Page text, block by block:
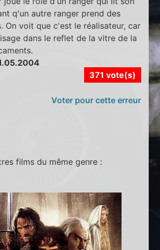
q'un autre ranger prend des
On voit que c'est le réalisateur, car
dans le reflet de la vitre de la
371 vote(s)
Voter pour cette erreur
films du même genre :